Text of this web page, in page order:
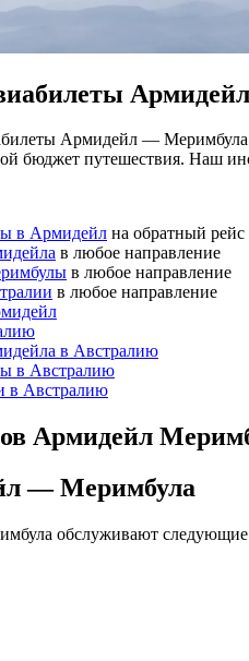
Армидейл —
бюджет путешествия. Наш
в Армидейл на обратный рейс
в любое направление
в любое направление
в любое направление
в Австралию
в Австралию
в Австралию
Армидейл
— Меримбула
обслуживают следующие